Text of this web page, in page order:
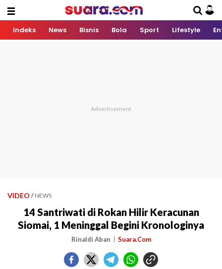
Indeks News Bisnis Bola Sport Lifestyle
VIDEO / NEWS
14 Santriwati di Rokan Hilir Keracunan
Siomai, 1 Meninggal Begini Kronologinya
Rinaldi Aban Suara.Com